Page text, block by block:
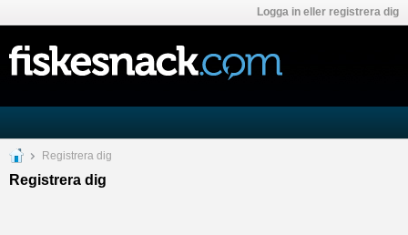
Logga in eller registrera dig
Registrera dig
Registrera dig